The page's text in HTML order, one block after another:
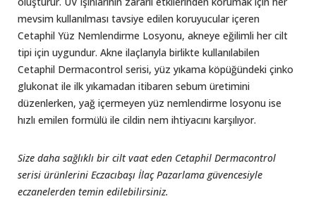
mevsim kullanılması tavsiye edilen koruyucular içeren
Cetaphil Yüz Nemlendirme Losyonu, akneye eğilimli her cilt
tipi için uygundur. Akne ilaçlarıyla birlikte kullanılabilen
Cetaphil Dermacontrol serisi, yüz yıkama köpüğündeki çinko
glukonat ile ilk yıkamadan itibaren sebum üretimini
düzenlerken, yağ içermeyen yüz nemlendirme losyonu ise
hızlı emilen formülü ile cildin nem ihtiyacını karşılıyor.
Size daha sağlıklı bir cilt vaat eden Cetaphil Dermacontrol
serisi ürünlerini Eczacıbaşı İlaç Pazarlama güvencesiyle
eczanelerden temin edilebilirsiniz.